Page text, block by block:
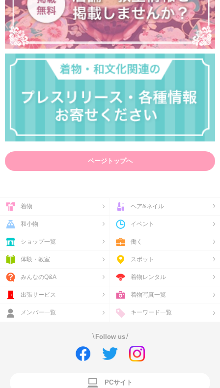
ページトップへ
着物 ヘア&ネイル
和小物 イベント
ショップ一覧 働く
体験・教室 スポット
みんなのQ&A 着物レンタル
出張サービス 着物写真一覧
メンバー一覧 キーワード一覧
\ Follow us/
PCサイト